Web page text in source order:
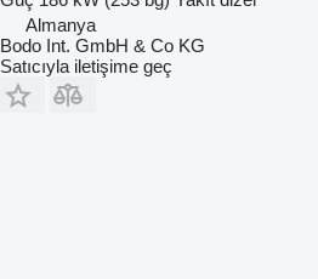
Almanya
Bodo Int. GmbH & Co KG
Satıcıyla iletişime geç